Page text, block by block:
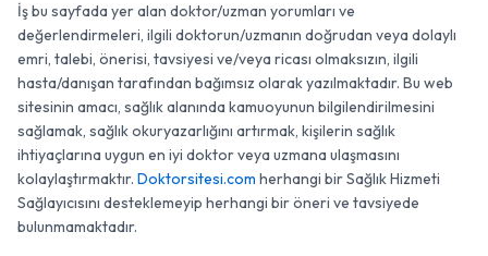
İş bu sayfada yer alan doktor/uzman yorumları ve
değerlendirmeleri, ilgili doktorun/uzmanın doğrudan veya dolaylı
emri, talebi, önerisi, tavsiyesi ve/veya ricası olmaksızın, ilgili
hasta/danışan tarafından bağımsız olarak yazılmaktadır. Bu web
sitesinin amacı, sağlık alanında kamuoyunun bilgilendirilmesini
sağlamak, sağlık okuryazarlığını artırmak, kişilerin sağlık
ihtiyaçlarına uygun en iyi doktor veya uzmana ulaşmasını
kolaylaştırmaktır. Doktorsitesi.com herhangi bir Sağlık Hizmeti
Sağlayıcısını desteklemeyip herhangi bir öneri ve tavsiyede
bulunmamaktadır.